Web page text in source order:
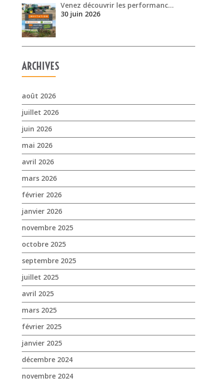
Venez découvrir les performanc…
30 juin 2026
ARCHIVES
août 2026
juillet 2026
juin 2026
mai 2026
avril 2026
mars 2026
février 2026
janvier 2026
novembre 2025
octobre 2025
septembre 2025
juillet 2025
avril 2025
mars 2025
février 2025
janvier 2025
décembre 2024
novembre 2024